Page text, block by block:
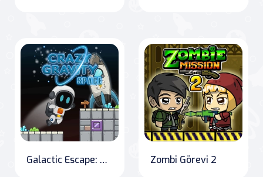
Galactic Escape: The Adventures of the Astronaut Zombi Görevi 2